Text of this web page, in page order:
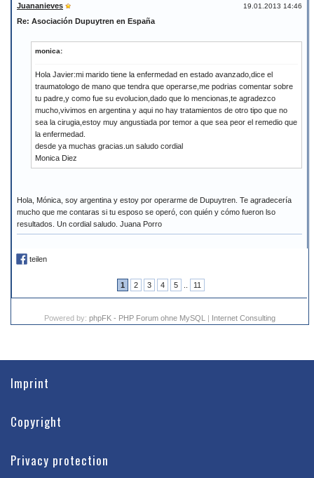
19.01.2013 14:46
Juananieves
Re: Asociación Dupuytren en España
monica:
Hola Javier:mi marido tiene la enfermedad en estado avanzado,dice el
traumatologo de mano que tendra que operarse,me podrias comentar sobre
tu padre,y como fue su evolucion,dado que lo mencionas,te agradezco
mucho,vivimos en argentina y aqui no hay tratamientos de otro tipo que no
sea la cirugia,estoy muy angustiada por temor a que sea peor el remedio que
la enfermedad.
desde ya muchas gracias.un saludo cordial
Monica Diez
Hola, Mónica, soy argentina y estoy por operarme de Dupuytren. Te agradecería
mucho que me contaras si tu esposo se operó, con quién y cómo fueron lso
resultados. Un cordial saludo. Juana Porro
teilen
1 2 3 4 5 11
Powered by: phpFK - PHP Forum ohne MySQL | Internet Consulting
Imprint
Copyright
Privacy protection